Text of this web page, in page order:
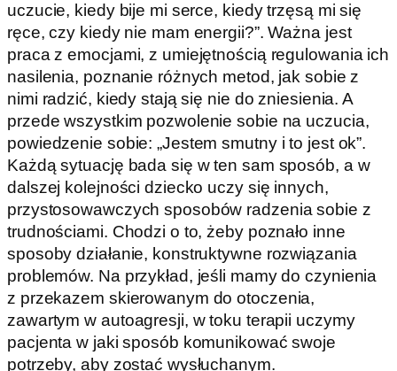
uczucie, kiedy bije mi serce, kiedy trzęsą mi się
ręce, czy kiedy nie mam energii?”. Ważna jest
praca z emocjami, z umiejętnością regulowania ich
nasilenia, poznanie różnych metod, jak sobie z
nimi radzić, kiedy stają się nie do zniesienia. A
przede wszystkim pozwolenie sobie na uczucia,
powiedzenie sobie: „Jestem smutny i to jest ok”.
Każdą sytuację bada się w ten sam sposób, a w
dalszej kolejności dziecko uczy się innych,
przystosowawczych sposobów radzenia sobie z
trudnościami. Chodzi o to, żeby poznało inne
sposoby działanie, konstruktywne rozwiązania
problemów. Na przykład, jeśli mamy do czynienia
z przekazem skierowanym do otoczenia,
zawartym w autoagresji, w toku terapii uczymy
pacjenta w jaki sposób komunikować swoje
potrzeby, aby zostać wysłuchanym.